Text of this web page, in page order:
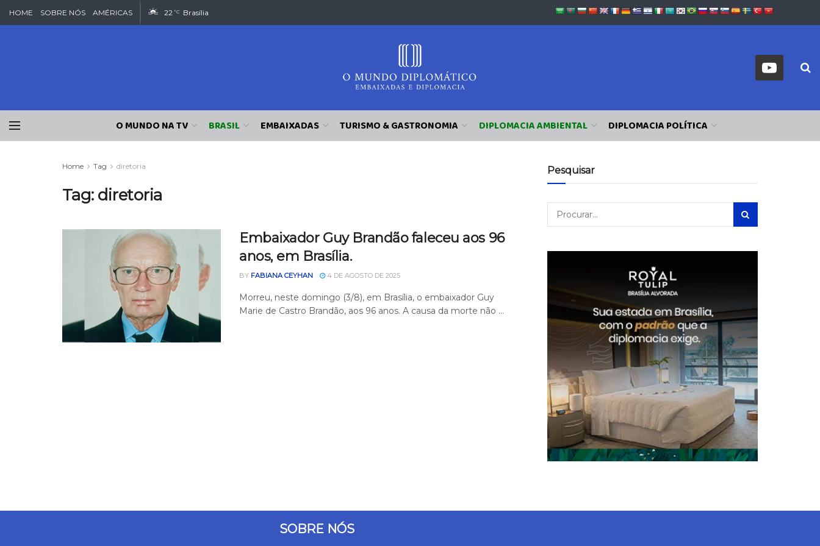
HOME SOBRE NÓS AMÉRICAS 22 °C Brasília
O MUNDO NA TV BRASIL EMBAIXADAS TURISMO & GASTRONOMIA DIPLOMACIA AMBIENTAL DIPLOMACIA POLÍTICA
Home Tag diretoria
Tag: diretoria
Embaixador Guy Brandão faleceu aos 96
anos, em Brasília.
BY FABIANA CEYHAN 4 DE AGOSTO DE 2025
Morreu, neste domingo (3/8), em Brasília, o embaixador Guy
Marie de Castro Brandão, aos 96 anos. A causa da morte não ...
Pesquisar
SOBRE NÓS